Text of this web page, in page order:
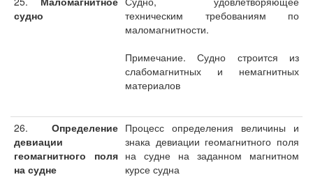
судно
техническим требованиям по
маломагнитности.
Примечание. Судно строится из
слабомагнитных и немагнитных
материалов
26. Определение
девиации
геомагнитного поля
на судне
Процесс определения величины и
знака девиации геомагнитного поля
на судне на заданном магнитном
курсе судна